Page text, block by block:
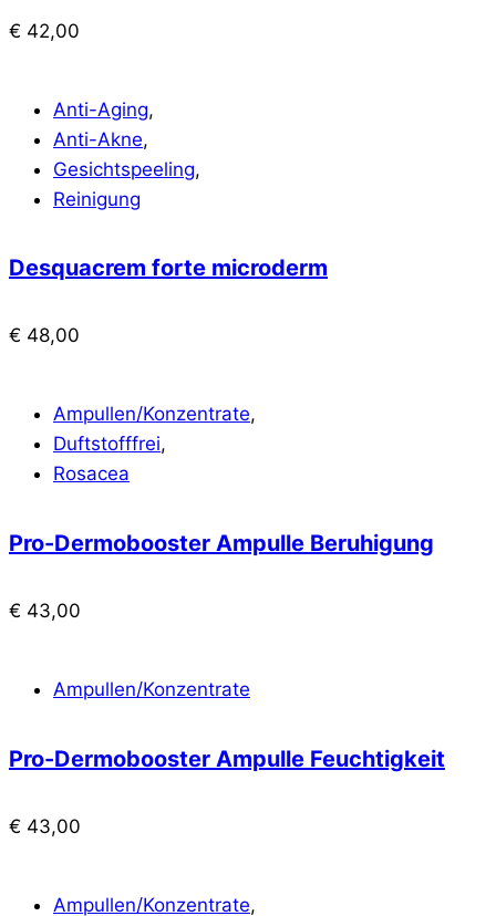
€ 42,00
Anti-Aging,
Anti-Akne,
Gesichtspeeling,
Reinigung
Desquacrem forte microderm
€ 48,00
Ampullen/Konzentrate,
Duftstofffrei,
Rosacea
Pro-Dermobooster Ampulle Beruhigung
€ 43,00
Ampullen/Konzentrate
Pro-Dermobooster Ampulle Feuchtigkeit
€ 43,00
Ampullen/Konzentrate,